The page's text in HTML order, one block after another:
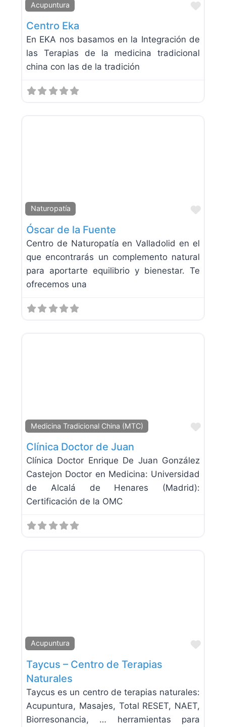
Acupuntura
Centro Eka
En EKA nos basamos en la Integración de
las Terapias de la medicina tradicional
china con las de la tradición
Naturopatía
Óscar de la Fuente
Centro de Naturopatía en Valladolid en el
que encontrarás un complemento natural
para aportarte equilibrio y bienestar. Te
ofrecemos una
Medicina Tradicional China (MTC)
Clínica Doctor de Juan
Clínica Doctor Enrique De Juan González
Castejon Doctor en Medicina: Universidad
de Alcalá de Henares (Madrid):
Certificación de la OMC
Acupuntura
Taycus – Centro de Terapias
Naturales
Taycus es un centro de terapias naturales:
Acupuntura, Masajes, Total RESET, NAET,
Biorresonancia, … herramientas para